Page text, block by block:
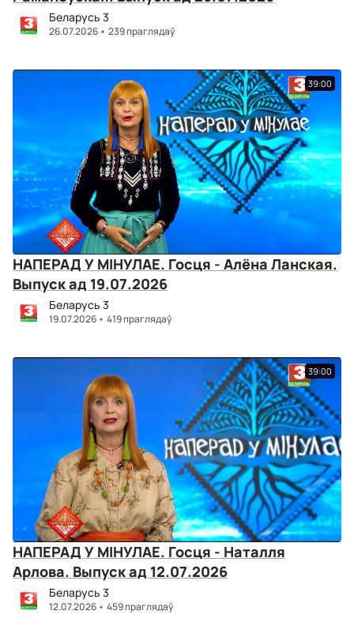
Беларусь 3
26.07.2026 239 праглядаў
39:00
НАПЕРАД У МІНУЛАЕ. Госця - Алёна Ланская.
Выпуск ад 19.07.2026
Беларусь 3
19.07.2026 419 праглядаў
39:00
НАПЕРАД У МІНУЛАЕ. Госця - Наталля
Арлова. Выпуск ад 12.07.2026
Беларусь 3
12.07.2026 459 праглядаў